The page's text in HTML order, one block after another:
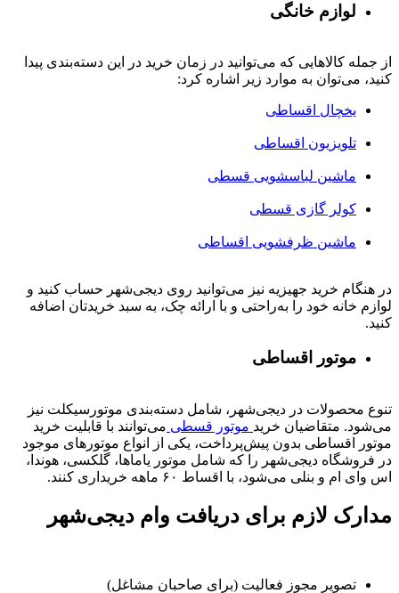
لوازم خانگی
از جمله کالاهایی که می‌توانید در زمان خرید در این دسته‌بندی پیدا
کنید، می‌توان به موارد زیر اشاره کرد:
یخچال اقساطی
تلویزیون اقساطی
ماشین لباسشویی قسطی
کولر گازی قسطی
ماشین ظرفشویی اقساطی
در هنگام خرید جهیزیه نیز می‌توانید روی دیجی‌شهر حساب کنید و
لوازم خانه خود را به‌راحتی و با ارائه چک، به سبد خریدتان اضافه
کنید.
موتور اقساطی
تنوع محصولات در دیجی‌شهر، شامل دسته‌بندی موتورسیکلت نیز
می‌شود. متقاضیان خرید موتور قسطی می‌توانند با قابلیت خرید
موتور اقساطی بدون پیش‌پرداخت، یکی از انواع موتورهای موجود
در فروشگاه دیجی‌شهر را که شامل موتور یاماها، گلکسی، هوندا،
اس وای ام و بنلی می‌شود، با اقساط ۶۰ ماهه خریداری کنند.
مدارک لازم برای دریافت وام دیجی‌شهر
تصویر مجوز فعالیت (برای صاحبان مشاغل)